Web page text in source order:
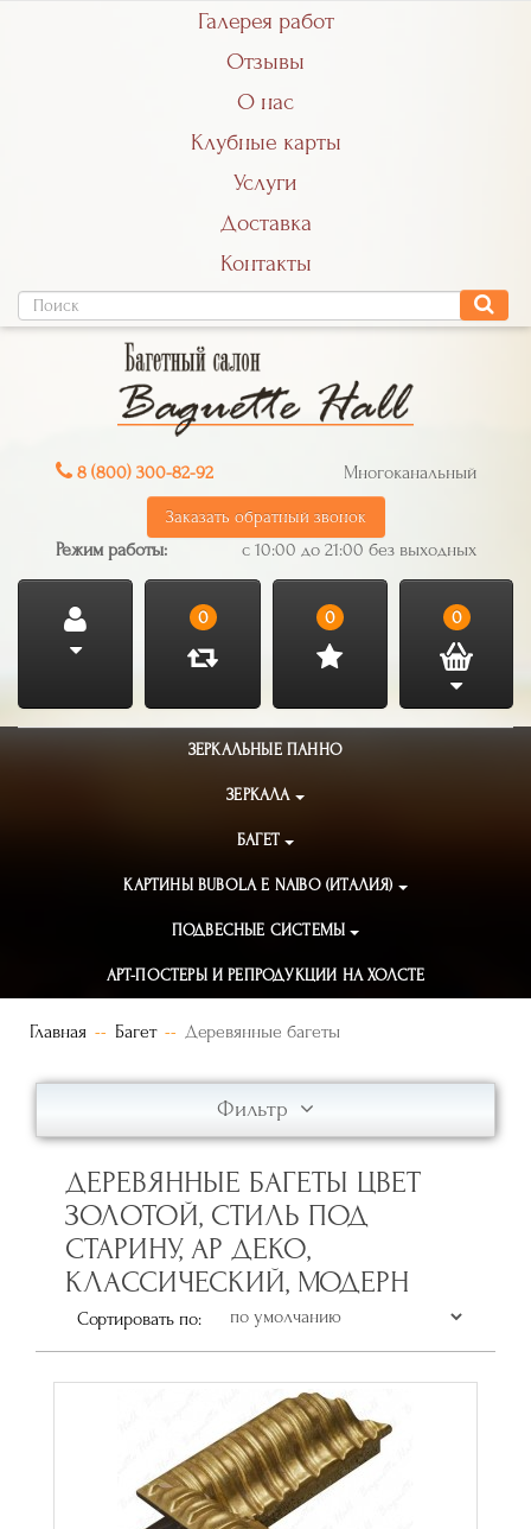
Галерея работ
Отзывы
О нас
Клубные карты
Услуги
Доставка
Контакты
8 (800) 300-82-92 Многоканальный
Заказать обратный звонок
Режим работы: с 10:00 до 21:00 без выходных
0 0 0
ЗЕРКАЛЬНЫЕ ПАННО
ЗЕРКАЛА
БАГЕТ
КАРТИНЫ BUBOLA E NAIBO (ИТАЛИЯ)
ПОДВЕСНЫЕ СИСТЕМЫ
АРТ-ПОСТЕРЫ И РЕПРОДУКЦИИ НА ХОЛСТЕ
Главная Багет Деревянные багеты
Фильтр
ДЕРЕВЯННЫЕ БАГЕТЫ ЦВЕТ
ЗОЛОТОЙ, СТИЛЬ ПОД
СТАРИНУ, АР ДЕКО,
КЛАССИЧЕСКИЙ, МОДЕРН
Сортировать по: